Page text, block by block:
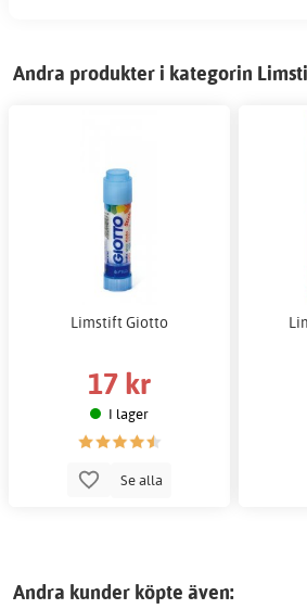
Andra produkter i kategorin
Limstift Giotto
17 kr
I lager
Se alla
Andra kunder köpte även: